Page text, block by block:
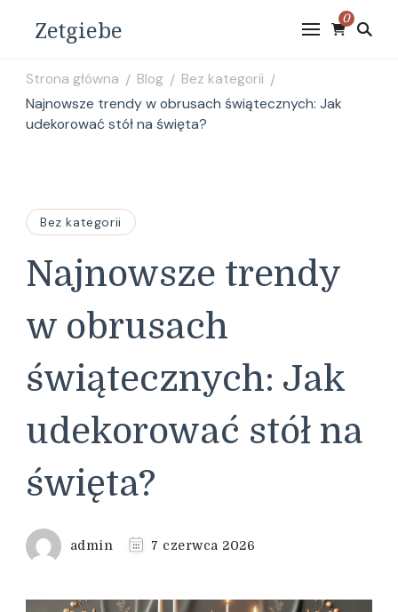
Zetgiebe 0
Strona główna / Blog / Bez kategorii /
Najnowsze trendy w obrusach świątecznych: Jak
udekorować stół na święta?
Bez kategorii
Najnowsze trendy
w obrusach
świątecznych: Jak
udekorować stół na
święta?
admin 7 czerwca 2026